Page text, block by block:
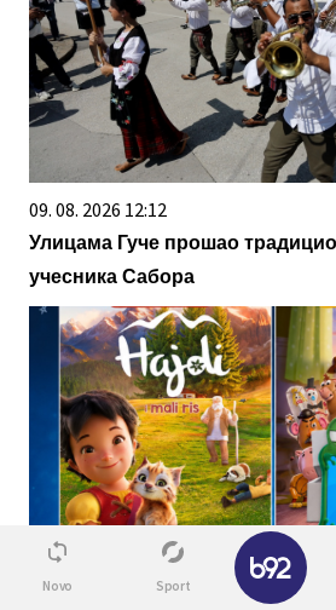
09. 08. 2026 12:12
Улицама Гуче прошао
учесника Сабора
Novo Sport
✕